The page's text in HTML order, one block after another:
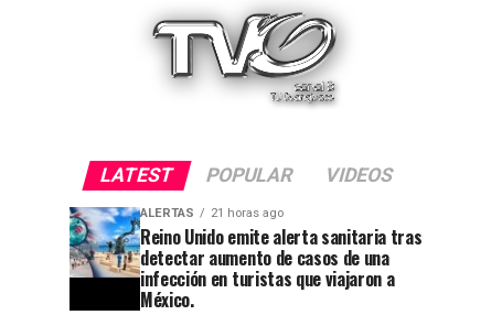
LATEST POPULAR VIDEOS
ALERTAS 21 horas ago
Reino Unido emite alerta sanitaria tras
detectar aumento de casos de una
infección en turistas que viajaron a
México.